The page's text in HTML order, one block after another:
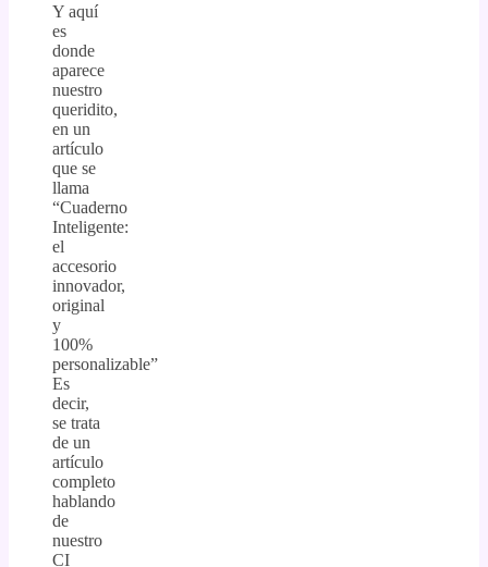
Y aquí
es
donde
aparece
nuestro
queridito,
en un
artículo
que se
llama
“Cuaderno
Inteligente:
el
accesorio
innovador,
original
y
100%
personalizable”
Es
decir,
se trata
de un
artículo
completo
hablando
de
nuestro
CI